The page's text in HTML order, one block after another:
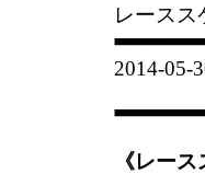
レースス
2014-05-
《レー